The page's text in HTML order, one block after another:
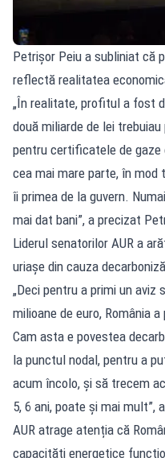
Petrișor Peiu a subliniat că
reflectă realitatea
„În realitate, profitul a fost
două miliarde de lei
pentru certificatele de gaze
cea mai mare parte, în
îi primea de la guvern.
mai dat bani”, a precizat
Liderul senatorilor AUR a
uriașe din cauza
„Deci pentru a primi un
milioane de euro, România
Cam asta e povestea
la punctul nodal, pentru a
acum încolo, și să trecem
5, 6 ani, poate și mai mult”,
AUR atrage atenția că
capacități energetice